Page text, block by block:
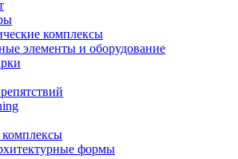
комплексы
элементы и оборудование
формы